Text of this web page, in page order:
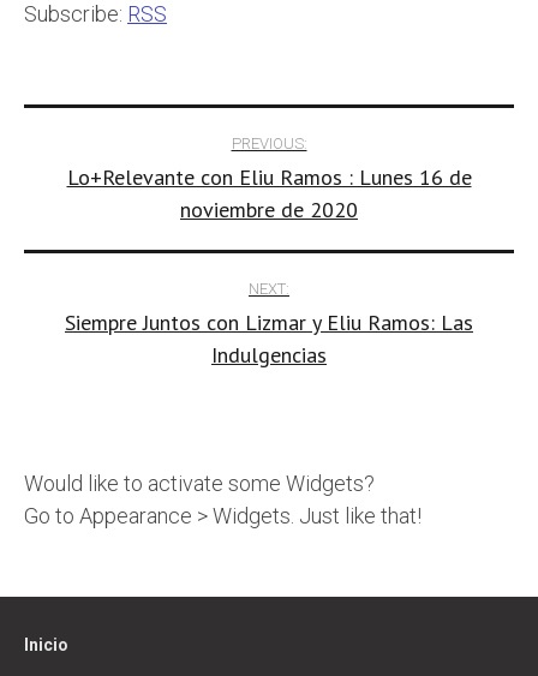
Subscribe: RSS
navigation
PREVIOUS:
Lo+Relevante con Eliu Ramos : Lunes 16 de
noviembre de 2020
NEXT:
Siempre Juntos con Lizmar y Eliu Ramos: Las
Indulgencias
Would like to activate some Widgets?
Go to Appearance > Widgets. Just like that!
Inicio